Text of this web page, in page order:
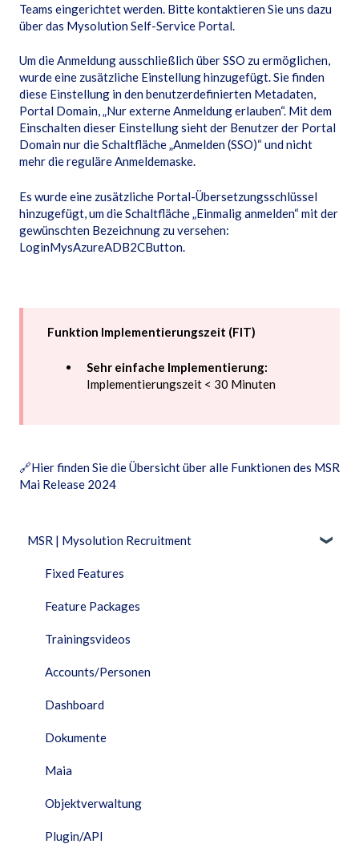
Teams eingerichtet werden. Bitte kontaktieren Sie uns dazu
über das Mysolution Self-Service Portal.
Um die Anmeldung ausschließlich über SSO zu ermöglichen,
wurde eine zusätzliche Einstellung hinzugefügt. Sie finden
diese Einstellung in den benutzerdefinierten Metadaten,
Portal Domain, „Nur externe Anmeldung erlauben“. Mit dem
Einschalten dieser Einstellung sieht der Benutzer der Portal
Domain nur die Schaltfläche „Anmelden (SSO)“ und nicht
mehr die reguläre Anmeldemaske.
Es wurde eine zusätzliche Portal-Übersetzungsschlüssel
hinzugefügt, um die Schaltfläche „Einmalig anmelden“ mit der
gewünschten Bezeichnung zu versehen:
LoginMysAzureADB2CButton.
Funktion Implementierungszeit (FIT)
Sehr einfache Implementierung:
Implementierungszeit < 30 Minuten
🔗Hier finden Sie die Übersicht über alle Funktionen des MSR
Mai Release 2024
MSR | Mysolution Recruitment
Fixed Features
Feature Packages
Trainingsvideos
Accounts/Personen
Dashboard
Dokumente
Maia
Objektverwaltung
Plugin/API